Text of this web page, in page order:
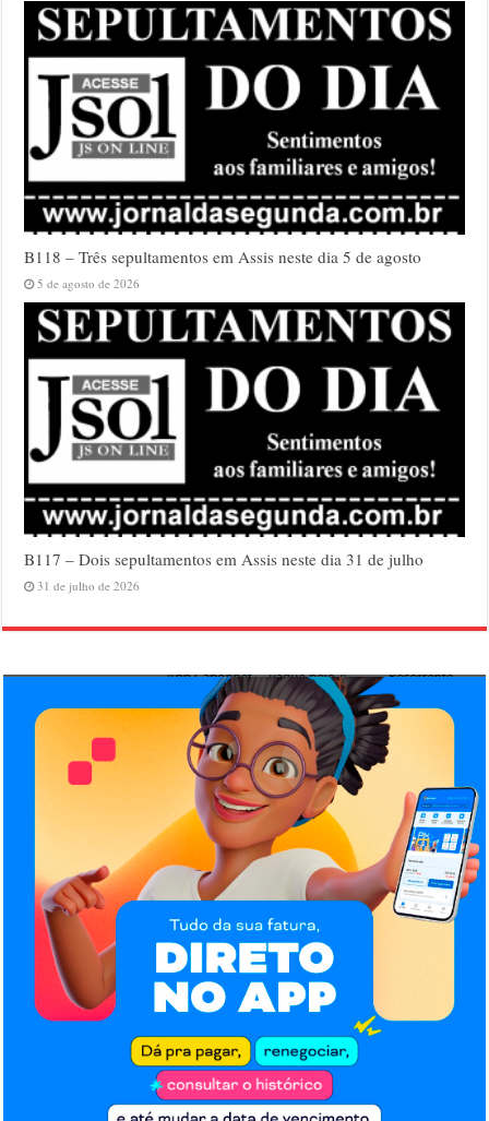
B118 – Três sepultamentos em Assis neste dia 5 de agosto
5 de agosto de 2026
B117 – Dois sepultamentos em Assis neste dia 31 de julho
31 de julho de 2026